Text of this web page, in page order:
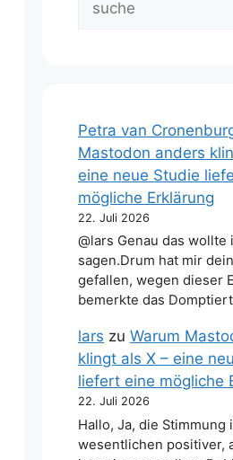
Petra van
Mastodon anders
eine neue Studie
mögliche Erklärung
22. Juli 2026
@lars Genau das wollte
sagen.Drum hat mir
gefallen, wegen dieser
bemerkte das
lars zu Warum
klingt als X – eine
liefert eine mögliche
22. Juli 2026
Hallo, Ja, die Stimmung
wesentlichen positiver,